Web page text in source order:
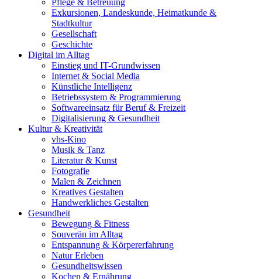
Pflege & Betreuung
Exkursionen, Landeskunde, Heimatkunde &
Stadtkultur
Gesellschaft
Geschichte
Digital im Alltag
Einstieg und IT-Grundwissen
Internet & Social Media
Künstliche Intelligenz
Betriebssystem & Programmierung
Softwareeinsatz für Beruf & Freizeit
Digitalisierung & Gesundheit
Kultur & Kreativität
vhs-Kino
Musik & Tanz
Literatur & Kunst
Fotografie
Malen & Zeichnen
Kreatives Gestalten
Handwerkliches Gestalten
Gesundheit
Bewegung & Fitness
Souverän im Alltag
Entspannung & Körpererfahrung
Natur Erleben
Gesundheitswissen
Kochen & Ernährung